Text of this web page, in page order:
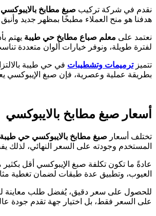
نقدم في شركة تركيب صبغ مطابخ
هدفنا هو منح العملاء مطبخًا بمظهر جديد
نعتمد على معلم صباع مطابخ حي طيبة يهتم
لفترة طويلة، ونوفر خيارات ألوان متعددة
تتميزترميمات وتشطيبات في حي طيبة
بطريقة عملية وعصرية، فإن صبغ الإيبوكسي
أسعار صبغ مطابخ بالايبوكسي
تختلف أسعار صبغ مطابخ بالايبوكسي حي طيبة
المستخدم وجودته على السعر النهائي، لذلك
عادةً ما تكون تكلفة صبغ الإيبوكسي أقل
العيوب، وتطبيق عدة طبقات لضمان تغطية
للحصول على سعر دقيق، يُفضل طلب معاينة
على السعر فقط، بل اختيار جهة تقدم جودة